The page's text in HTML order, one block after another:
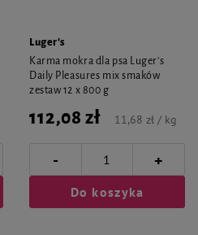
Luger's
Karma mokra dla psa Luger's
Daily Pleasures mix smaków
zestaw 12 x 800 g
112,08 zł 11,68 zł / kg
- +
Do koszyka